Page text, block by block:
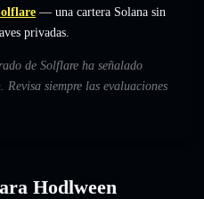
— una cartera Solana sin
privadas.
de Solflare ha señalado
Revisa siempre las evaluaciones
Hodlween